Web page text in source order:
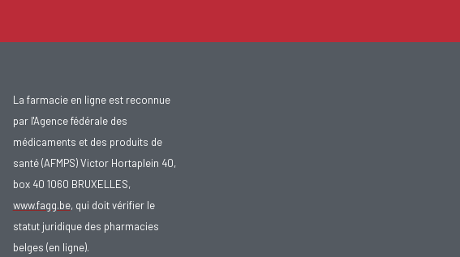
La farmacie en ligne est reconnue
par l'Agence fédérale des
médicaments et des produits de
santé (AFMPS) Victor Hortaplein 40,
box 40 1060 BRUXELLES,
www.fagg.be, qui doit vérifier le
statut juridique des pharmacies
belges (en ligne).